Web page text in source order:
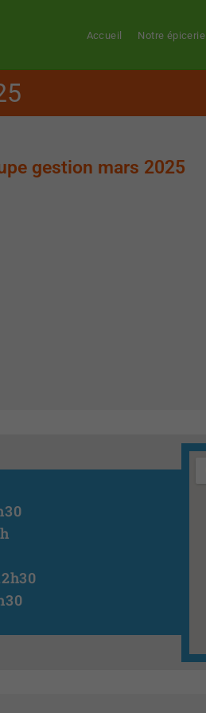
Accueil Notre épicerie
gestion mars 2025